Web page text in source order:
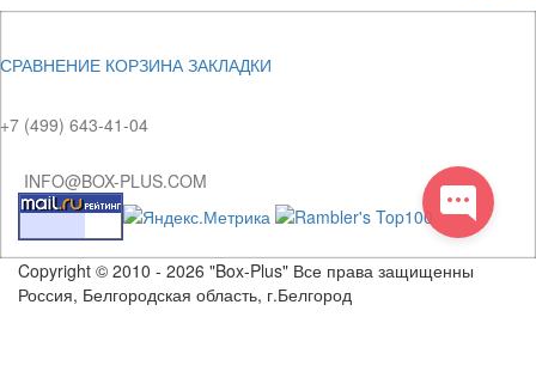
СРАВНЕНИЕ КОРЗИНА ЗАКЛАДКИ
+7 (499) 643-41-04
INFO@BOX-PLUS.COM
Copyright © 2010 - 2026 "Box-Plus" Все права защищенны
Россия, Белгородская область, г.Белгород